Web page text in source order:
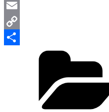
WordPress
Email
Copy
Отправить